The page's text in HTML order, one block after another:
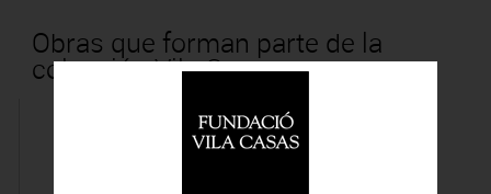
Obras que forman parte de la
colección Vila Casas